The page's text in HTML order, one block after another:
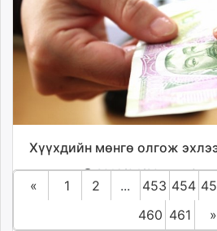
Хүүхдийн мөнгө олгож
2
2016/04/20
0
Манай улсын нэг сая 300
бүрийн 20-ноос хойш 20 мянган
Тэгвэл дөрөвдүгээр сарын
« 1 2 ... 453 454
460 461 »